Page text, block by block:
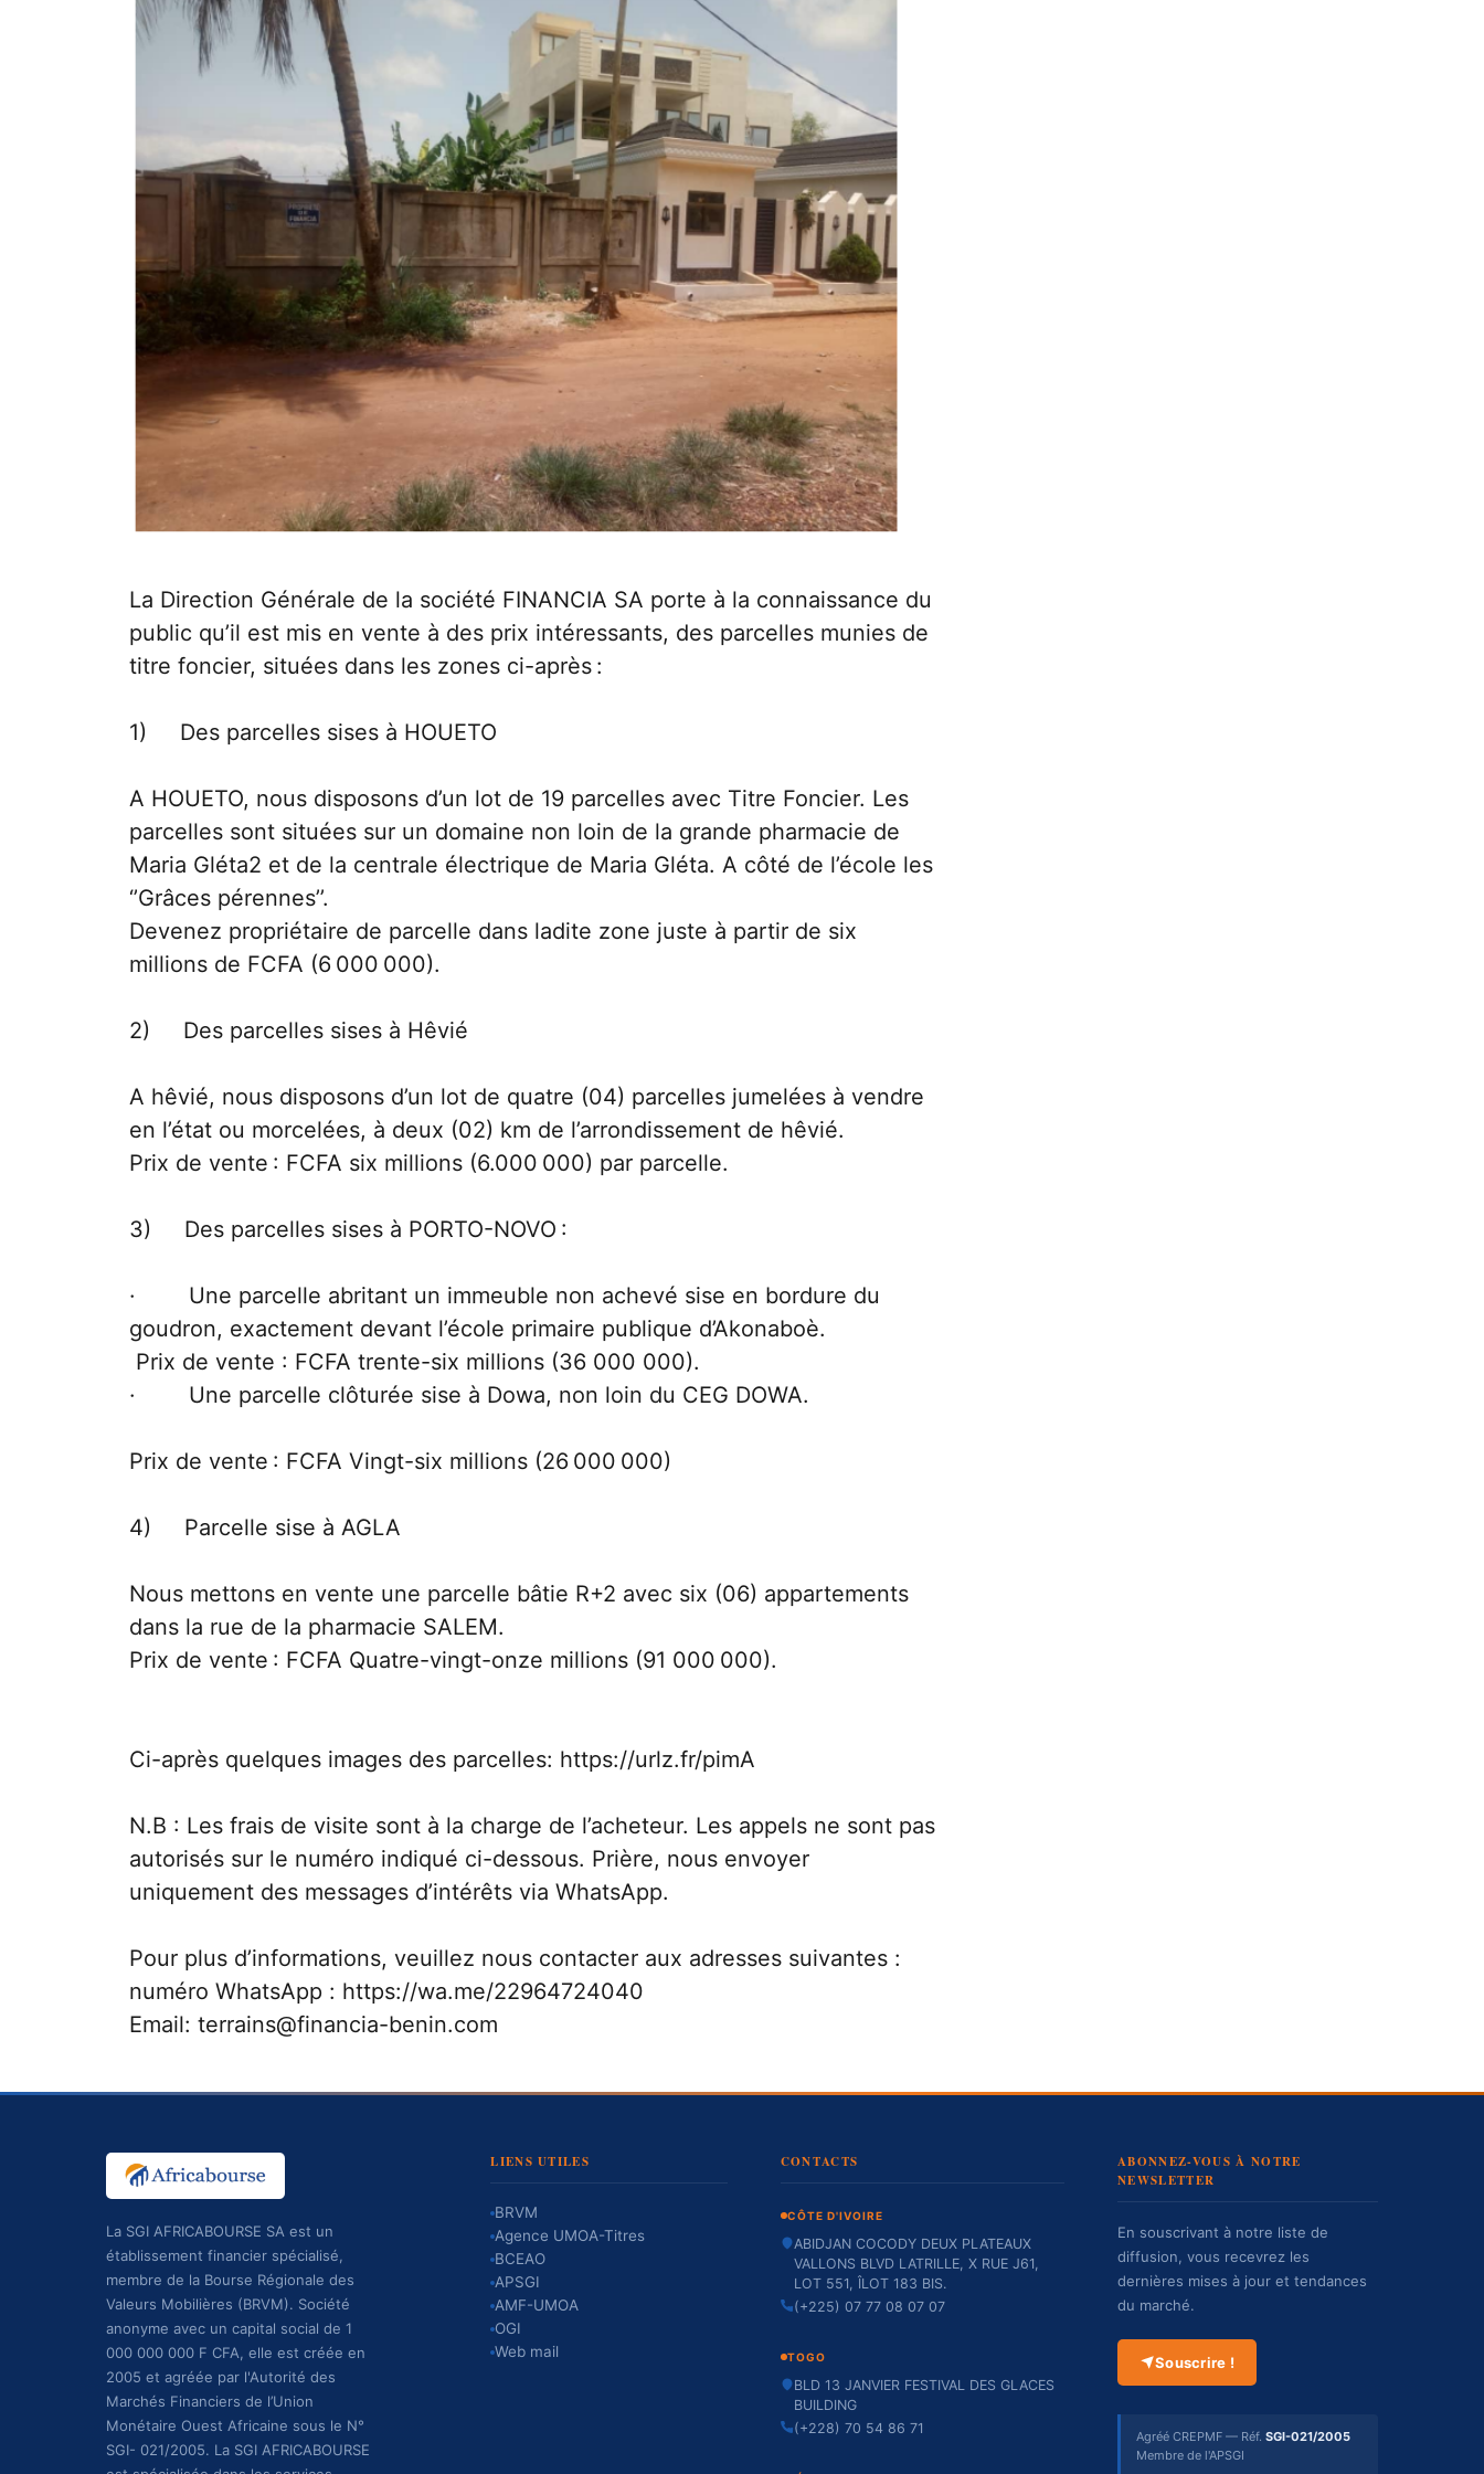
La Direction Générale de la société FINANCIA SA porte à la connaissance du
public qu’il est mis en vente à des prix intéressants, des parcelles munies de
titre foncier, situées dans les zones ci-après :
1) Des parcelles sises à HOUETO
A HOUETO, nous disposons d’un lot de 19 parcelles avec Titre Foncier. Les
parcelles sont situées sur un domaine non loin de la grande pharmacie de
Maria Gléta2 et de la centrale électrique de Maria Gléta. A côté de l’école les
‘’Grâces pérennes’’.
Devenez propriétaire de parcelle dans ladite zone juste à partir de six
millions de FCFA (6 000 000).
2) Des parcelles sises à Hêvié
A hêvié, nous disposons d’un lot de quatre (04) parcelles jumelées à vendre
en l’état ou morcelées, à deux (02) km de l’arrondissement de hêvié.
Prix de vente : FCFA six millions (6.000 000) par parcelle.
3) Des parcelles sises à PORTO-NOVO :
· Une parcelle abritant un immeuble non achevé sise en bordure du
goudron, exactement devant l’école primaire publique d’Akonaboè.
Prix de vente : FCFA trente-six millions (36 000 000).
· Une parcelle clôturée sise à Dowa, non loin du CEG DOWA.
Prix de vente : FCFA Vingt-six millions (26 000 000)
4) Parcelle sise à AGLA
Nous mettons en vente une parcelle bâtie R+2 avec six (06) appartements
dans la rue de la pharmacie SALEM.
Prix de vente : FCFA Quatre-vingt-onze millions (91 000 000).
Ci-après quelques images des parcelles: https://urlz.fr/pimA
N.B : Les frais de visite sont à la charge de l’acheteur. Les appels ne sont pas
autorisés sur le numéro indiqué ci-dessous. Prière, nous envoyer
uniquement des messages d’intérêts via WhatsApp.
Pour plus d’informations, veuillez nous contacter aux adresses suivantes :
numéro WhatsApp : https://wa.me/22964724040
Email: terrains@financia-benin.com
La SGI AFRICABOURSE SA est un
établissement financier spécialisé,
membre de la Bourse Régionale des
Valeurs Mobilières (BRVM). Société
anonyme avec un capital social de 1
000 000 000 F CFA, elle est créée en
2005 et agréée par l'Autorité des
Marchés Financiers de l’Union
Monétaire Ouest Africaine sous le N°
SGI- 021/2005. La SGI AFRICABOURSE
LIENS UTILES
BRVM
Agence UMOA-Titres
BCEAO
APSGI
AMF-UMOA
OGI
Web mail
CONTACTS
CÔTE D'IVOIRE
ABIDJAN COCODY DEUX PLATEAUX
VALLONS BLVD LATRILLE, X RUE J61,
LOT 551, ÎLOT 183 BIS.
(+225) 07 77 08 07 07
TOGO
BLD 13 JANVIER FESTIVAL DES GLACES
BUILDING
(+228) 70 54 86 71
ABONNEZ-VOUS À NOTRE
NEWSLETTER
En souscrivant à notre liste de
diffusion, vous recevrez les
dernières mises à jour et tendances
du marché.
Souscrire !
Agréé CREPMF — Réf.SGI-021/2005
Membre de l'APSGI